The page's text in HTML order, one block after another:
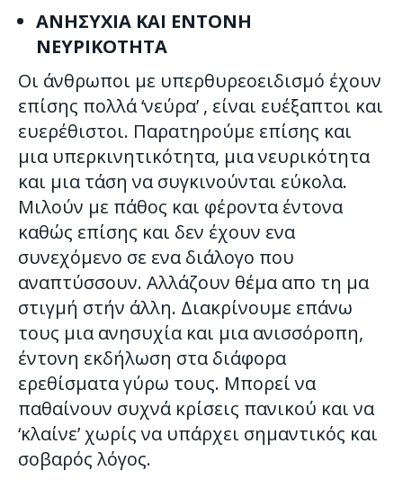
ΑΝΗΣΥΧΙΑ ΚΑΙ ΕΝΤΟΝΗ
ΝΕΥΡΙΚΟΤΗΤΑ
Οι άνθρωποι με υπερθυρεοειδισμό έχουν
επίσης πολλά ‘νεύρα’ , είναι ευέξαπτοι και
ευερέθιστοι. Παρατηρούμε επίσης και
μια υπερκινητικότητα, μια νευρικότητα
και μια τάση να συγκινούνται εύκολα.
Μιλούν με πάθος και φέροντα έντονα
καθώς επίσης και δεν έχουν ενα
συνεχόμενο σε ενα διάλογο που
αναπτύσσουν. Αλλάζουν θέμα απο τη μα
στιγμή στήν άλλη. Διακρίνουμε επάνω
τους μια ανησυχία και μια ανισσόροπη,
έντονη εκδήλωση στα διάφορα
ερεθίσματα γύρω τους. Μπορεί να
παθαίνουν συχνά κρίσεις πανικού και να
‘κλαίνε’ χωρίς να υπάρχει σημαντικός και
σοβαρός λόγος.